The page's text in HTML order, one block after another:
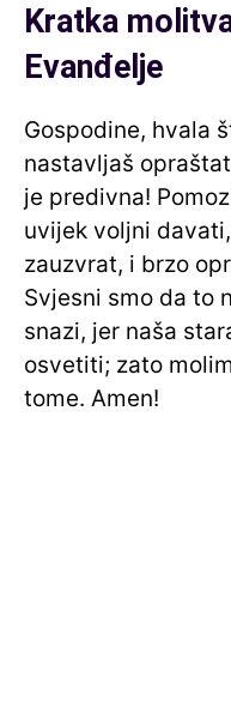
Kratka
Evanđelje
Gospodine, hvala
nastavljaš
je predivna!
uvijek voljni
zauzvrat, i brzo
Svjesni smo da to
snazi, jer naša
osvetiti; zato
tome. Amen!